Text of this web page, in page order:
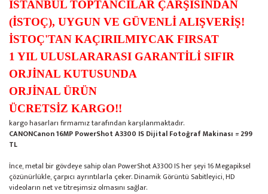
İSTANBUL TOPTANCILAR ÇARŞISINDAN
(İSTOÇ), UYGUN VE GÜVENLİ ALIŞVERİŞ!
İSTOÇ'TAN KAÇIRILMIYCAK FIRSAT
1 YIL ULUSLARARASI GARANTİLİ SIFIR
ORJİNAL KUTUSUNDA
ORJİNAL ÜRÜN
ÜCRETSİZ KARGO!!
kargo hasarları firmamız tarafından karşılanmaktadır.
CANONCanon 16MP PowerShot A3300 IS Dijital Fotoğraf Makinası = 299
TL
İnce, metal bir gövdeye sahip olan PowerShot A3300 IS her şeyi 16 Megapiksel
çözünürlükle, çarpıcı ayrıntılarla çeker. Dinamik Görüntü Sabitleyici, HD
videoların net ve titreşimsiz olmasını sağlar.